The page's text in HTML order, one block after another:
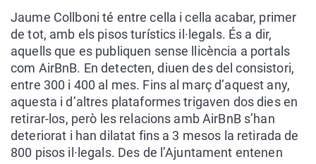
Jaume Collboni té entre cella i cella acabar, primer
de tot, amb els pisos turístics il·legals. És a dir,
aquells que es publiquen sense llicència a portals
com AirBnB. En detecten, diuen des del consistori,
entre 300 i 400 al mes. Fins al març d’aquest any,
aquesta i d’altres plataformes trigaven dos dies en
retirar-los, però les relacions amb AirBnB s’han
deteriorat i han dilatat fins a 3 mesos la retirada de
800 pisos il·legals. Des de l’Ajuntament entenen